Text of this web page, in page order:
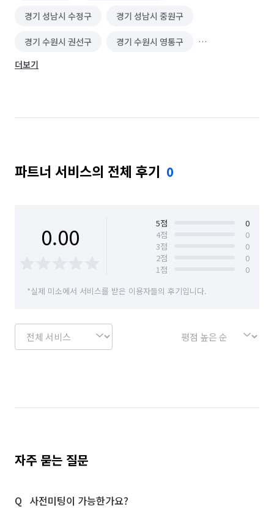
경기 성남시 수정구 경기 성남시 중원구
경기 수원시 권선구 경기 수원시 영통구
경기 수원시 장안구
경기 안양시 동안구 경기 안양시 만안구
경기 용인시 수지구 경기 용인시 처인구
충남 천안시 동남구
충남 천안시 서북구 충북 제천시
충북 청주시 상당구
충북 청주시 서원구 충북 청주시 청원구
충북 청주시 흥덕구
경기 화성시 동탄구
더보기
파트너 서비스의 전체 후기 0
0.00 5점
0
4점
0
3점
0
2점
0
1점
0
*실제 미소에서 서비스를 받은 이용자들의 후기입니다.
자주 묻는 질문
사전미팅이 가능한가요?